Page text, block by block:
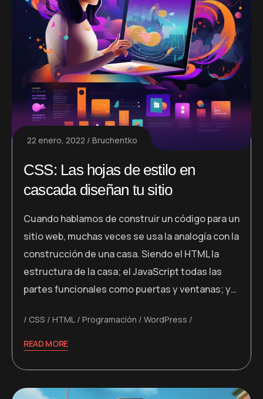
22 enero, 2022 Bruchentko
CSS: Las hojas de estilo en
cascada diseñan tu sitio
Cuando hablamos de construir un código para un
sitio web, muchas veces se usa la analogía con la
construcción de una casa. Siendo el HTML la
estructura de la casa; el JavaScript todas las
partes funcionales como puertas y ventanas; y…
CSS HTML Programación WordPress
READ MORE